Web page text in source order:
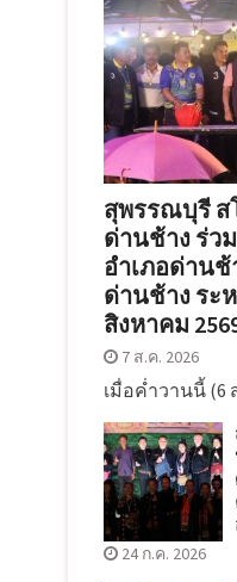
สุพรรณบุรี ส
ด่านช้าง ร่ว
อำเภอด่าน
ด่านช้าง ระ
สิงหาคม
7 ส.ค. 2026
เมื่อค่ำวานนี้ (6
24 ก.ค. 2026